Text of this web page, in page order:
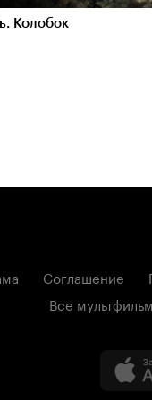
Колобок
Соглашение
Все